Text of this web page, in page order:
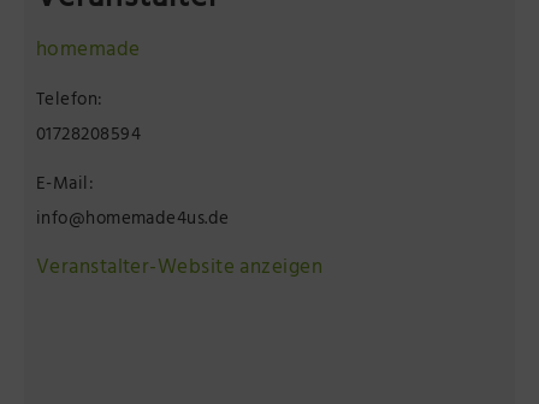
homemade
Telefon:
01728208594
E-Mail:
info@homemade4us.de
Veranstalter-Website anzeigen